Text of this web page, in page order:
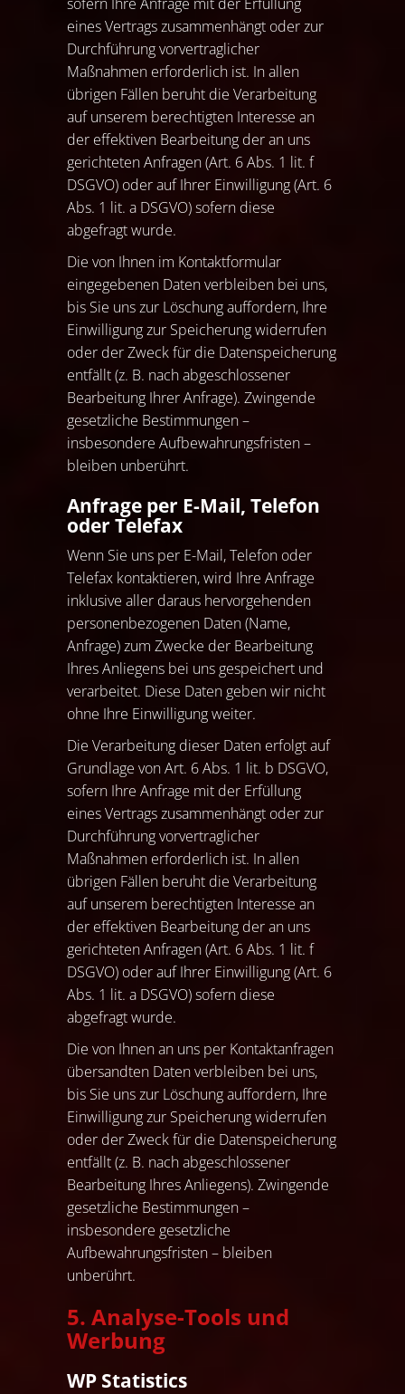
eines Vertrags zusammenhängt oder zur
Durchführung vorvertraglicher
Maßnahmen erforderlich ist. In allen
übrigen Fällen beruht die Verarbeitung
auf unserem berechtigten Interesse an
der effektiven Bearbeitung der an uns
gerichteten Anfragen (Art. 6 Abs. 1 lit. f
DSGVO) oder auf Ihrer Einwilligung (Art. 6
Abs. 1 lit. a DSGVO) sofern diese
abgefragt wurde.
Die von Ihnen im Kontaktformular
eingegebenen Daten verbleiben bei uns,
bis Sie uns zur Löschung auffordern, Ihre
Einwilligung zur Speicherung widerrufen
oder der Zweck für die Datenspeicherung
entfällt (z. B. nach abgeschlossener
Bearbeitung Ihrer Anfrage). Zwingende
gesetzliche Bestimmungen –
insbesondere Aufbewahrungsfristen –
bleiben unberührt.
Anfrage per E-Mail, Telefon
oder Telefax
Wenn Sie uns per E-Mail, Telefon oder
Telefax kontaktieren, wird Ihre Anfrage
inklusive aller daraus hervorgehenden
personenbezogenen Daten (Name,
Anfrage) zum Zwecke der Bearbeitung
Ihres Anliegens bei uns gespeichert und
verarbeitet. Diese Daten geben wir nicht
ohne Ihre Einwilligung weiter.
Die Verarbeitung dieser Daten erfolgt auf
Grundlage von Art. 6 Abs. 1 lit. b DSGVO,
sofern Ihre Anfrage mit der Erfüllung
eines Vertrags zusammenhängt oder zur
Durchführung vorvertraglicher
Maßnahmen erforderlich ist. In allen
übrigen Fällen beruht die Verarbeitung
auf unserem berechtigten Interesse an
der effektiven Bearbeitung der an uns
gerichteten Anfragen (Art. 6 Abs. 1 lit. f
DSGVO) oder auf Ihrer Einwilligung (Art. 6
Abs. 1 lit. a DSGVO) sofern diese
abgefragt wurde.
Die von Ihnen an uns per Kontaktanfragen
übersandten Daten verbleiben bei uns,
bis Sie uns zur Löschung auffordern, Ihre
Einwilligung zur Speicherung widerrufen
oder der Zweck für die Datenspeicherung
entfällt (z. B. nach abgeschlossener
Bearbeitung Ihres Anliegens). Zwingende
gesetzliche Bestimmungen –
insbesondere gesetzliche
Aufbewahrungsfristen – bleiben
unberührt.
5. Analyse-Tools und
Werbung
WP Statistics